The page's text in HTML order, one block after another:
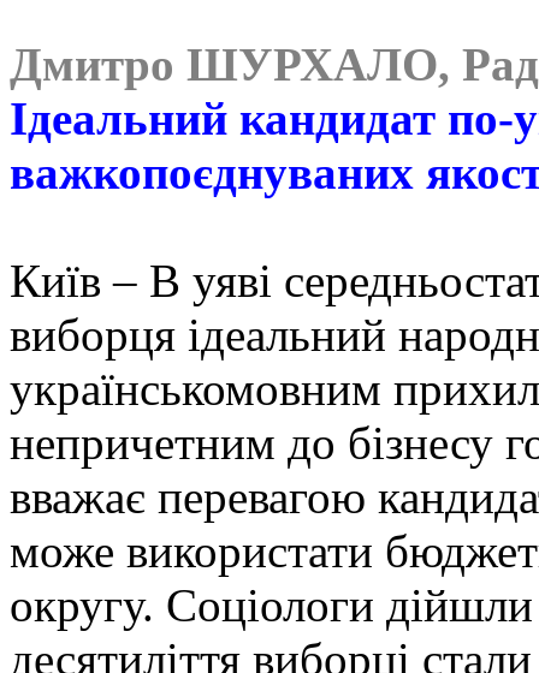
Дмитро ШУРХАЛО,
Ідеальний кандидат по-
важкопоєднуваних
Київ – В уяві
виборця ідеальний
українськомовним
непричетним до бізнесу
вважає перевагою
може використати
округу. Соціологи
десятиліття виборці